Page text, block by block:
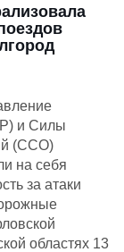
и Силы
(ССО)
на себя
за атаки
областях 13